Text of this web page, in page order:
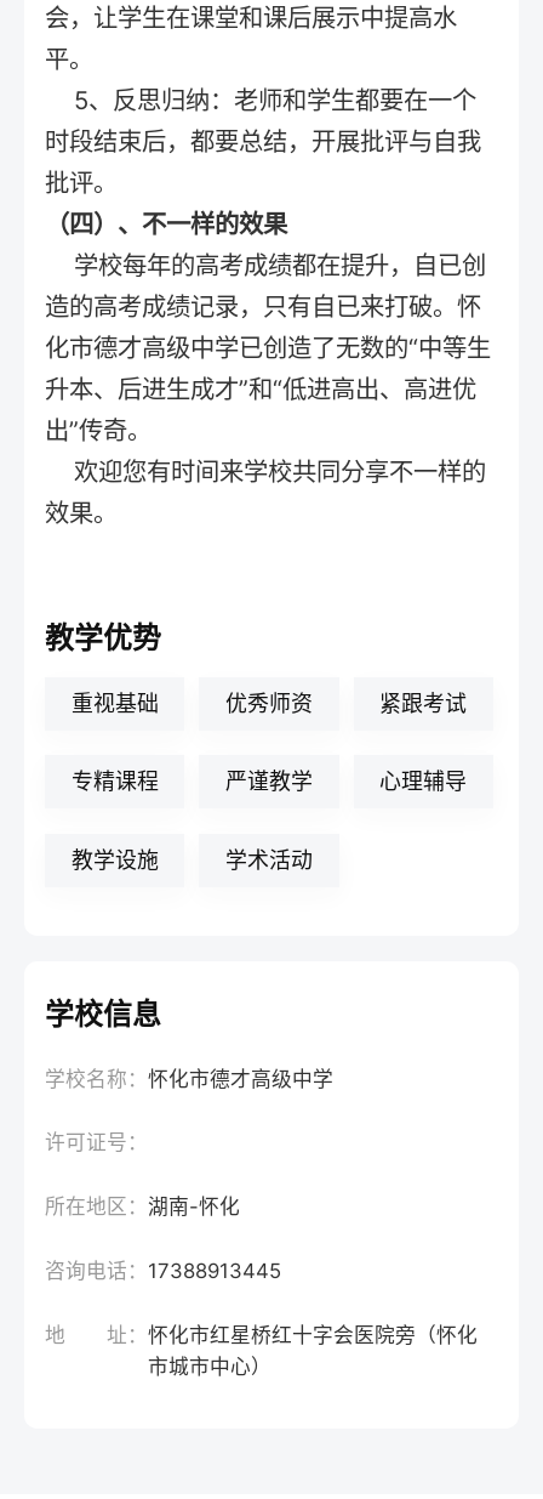
会，让学生在课堂和课后展示中提高水
平。
5、反思归纳：老师和学生都要在一个
时段结束后，都要总结，开展批评与自我
批评。
（四）、不一样的效果
学校每年的高考成绩都在提升，自已创
造的高考成绩记录，只有自已来打破。怀
化市德才高级中学已创造了无数的“中等生
升本、后进生成才”和“低进高出、高进优
出”传奇。
欢迎您有时间来学校共同分享不一样的
效果。
教学优势
重视基础 优秀师资 紧跟考试
专精课程 严谨教学 心理辅导
教学设施 学术活动
学校信息
学校名称：怀化市德才高级中学
许可证号：
所在地区：湖南-怀化
咨询电话： 17388913445
地 址：怀化市红星桥红十字会医院旁（怀化
市城市中心）